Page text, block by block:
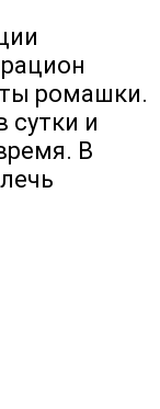
ромашки.
сутки и
В